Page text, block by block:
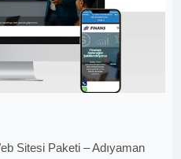
Sitesi Paketi – Adıyaman